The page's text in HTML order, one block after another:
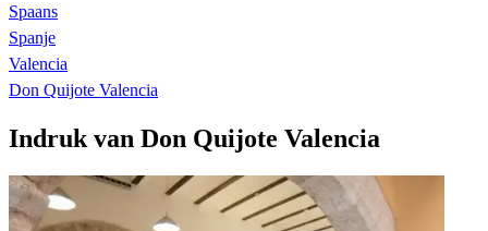
Spaans
Spanje
Valencia
Don Quijote Valencia
Indruk van Don Quijote Valencia